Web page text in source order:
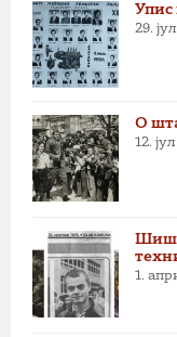
Упис
29.
О
12.
1.